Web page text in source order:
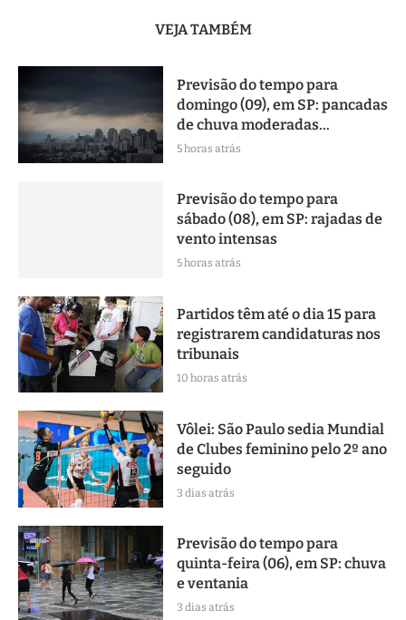
VEJA TAMBÉM
Previsão do tempo para
domingo (09), em SP: pancadas
de chuva moderadas...
5 horas atrás
Previsão do tempo para
sábado (08), em SP: rajadas de
vento intensas
5 horas atrás
Partidos têm até o dia 15 para
registrarem candidaturas nos
tribunais
10 horas atrás
Vôlei: São Paulo sedia Mundial
de Clubes feminino pelo 2º ano
seguido
3 dias atrás
Previsão do tempo para
quinta-feira (06), em SP: chuva
e ventania
3 dias atrás